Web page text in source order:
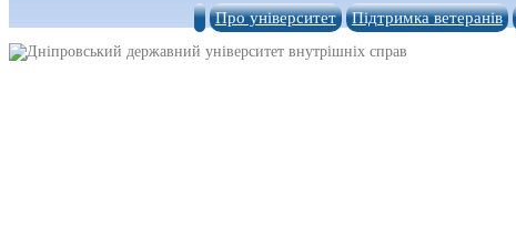
Про університет Підтримка ветеранів